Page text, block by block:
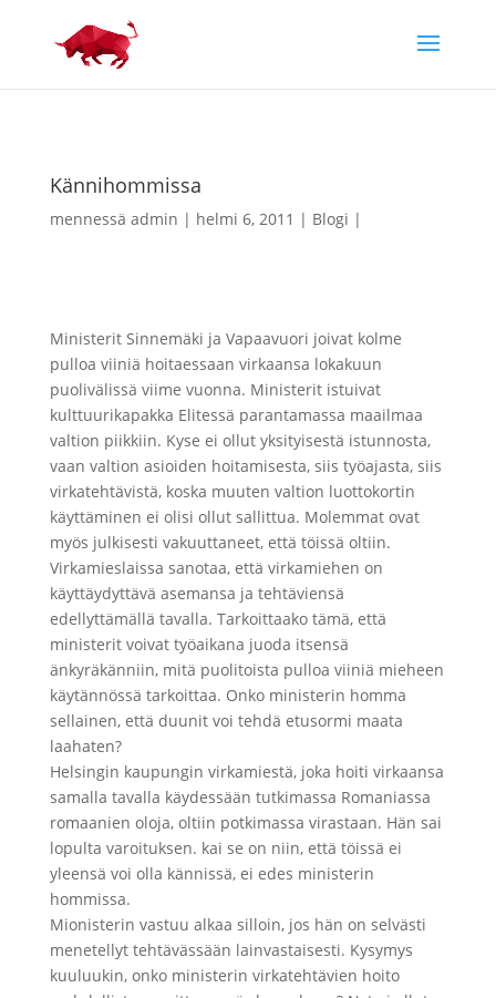
Kännihommissa
mennessä admin helmi 6, 2011 Blogi
Ministerit Sinnemäki ja Vapaavuori joivat kolme
pulloa viiniä hoitaessaan virkaansa lokakuun
puolivälissä viime vuonna. Ministerit istuivat
kulttuurikapakka Elitessä parantamassa maailmaa
valtion piikkiin. Kyse ei ollut yksityisestä istunnosta,
vaan valtion asioiden hoitamisesta, siis työajasta, siis
virkatehtävistä, koska muuten valtion luottokortin
käyttäminen ei olisi ollut sallittua. Molemmat ovat
myös julkisesti vakuuttaneet, että töissä oltiin.
Virkamieslaissa sanotaa, että virkamiehen on
käyttäydyttävä asemansa ja tehtäviensä
edellyttämällä tavalla. Tarkoittaako tämä, että
ministerit voivat työaikana juoda itsensä
änkyräkänniin, mitä puolitoista pulloa viiniä mieheen
käytännössä tarkoittaa. Onko ministerin homma
sellainen, että duunit voi tehdä etusormi maata
laahaten?
Helsingin kaupungin virkamiestä, joka hoiti virkaansa
samalla tavalla käydessään tutkimassa Romaniassa
romaanien oloja, oltiin potkimassa virastaan. Hän sai
lopulta varoituksen. kai se on niin, että töissä ei
yleensä voi olla kännissä, ei edes ministerin
hommissa.
Mionisterin vastuu alkaa silloin, jos hän on selvästi
menetellyt tehtävässään lainvastaisesti. Kysymys
kuuluukin, onko ministerin virkatehtävien hoito